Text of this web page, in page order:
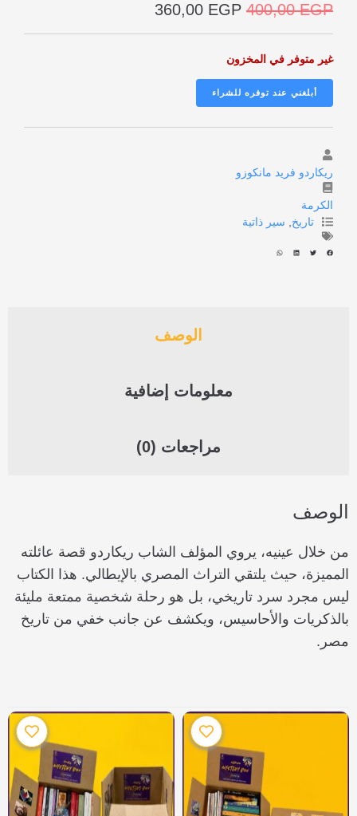
400,00EGP
360,00 EGP
غير متوفر في المخزون
ريكاردو فريد مانكوزو
الكرمة
تاريخ, سير ذاتية
الوصف
معلومات إضافية
مراجعات (0)
الوصف
من خلال عينيه، يروي المؤلف الشاب ريكاردو قصة عائلته
المميزة، حيث يلتقي التراث المصري بالإيطالي. هذا الكتاب
ليس مجرد سرد تاريخي، بل هو رحلة شخصية ممتعة مليئة
بالذكريات والأحاسيس، ويكشف عن جانب خفي من تاريخ
مصر.